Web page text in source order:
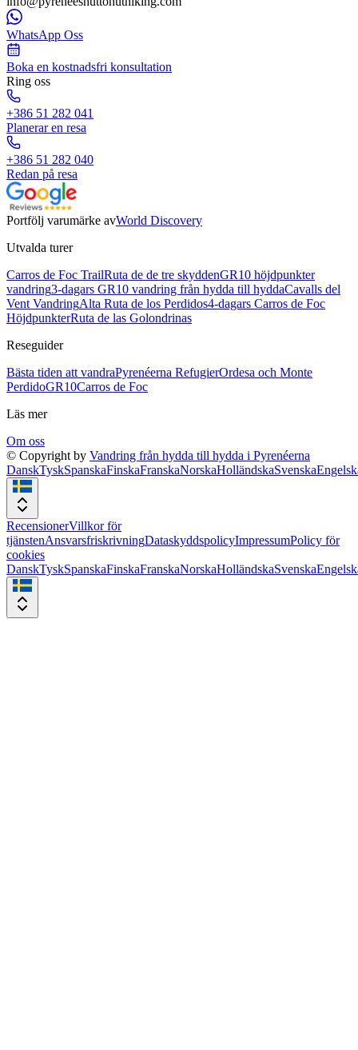
WhatsApp Oss
Boka en kostnadsfri konsultation
Ring oss
+386 51 282 041
Planerar en resa
+386 51 282 040
Redan på resa
Portfölj varumärke avWorld Discovery
Utvalda turer
Carros de Foc TrailRuta de de tre skyddenGR10 höjdpunkter
vandring3-dagars GR10 vandring från hydda till hyddaCavalls del
Vent VandringAlta Ruta de los Perdidos4-dagars Carros de Foc
HöjdpunkterRuta de las Golondrinas
Reseguider
Bästa tiden att vandraPyrenéerna RefugierOrdesa och Monte
PerdidoGR10Carros de Foc
Läs mer
Om oss
© Copyright by Vandring från hydda till hydda i Pyrenéerna
DanskTyskSpanskaFinskaFranskaNorskaHolländskaSvenska
RecensionerVillkor för
tjänstenAnsvarsfriskrivningDataskyddspolicyImpressumPolicy för
cookies
DanskTyskSpanskaFinskaFranskaNorskaHolländskaSvenska